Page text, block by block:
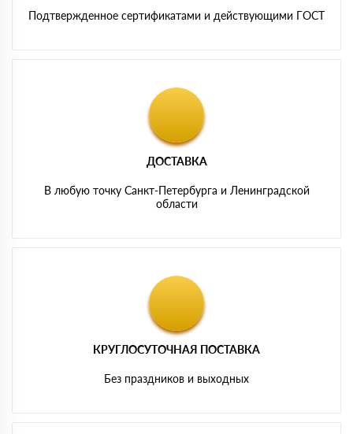
Подтвержденное сертификатами и действующими ГОСТ
ДОСТАВКА
В любую точку Санкт-Петербурга и Ленинградской
области
КРУГЛОСУТОЧНАЯ ПОСТАВКА
Без праздников и выходных